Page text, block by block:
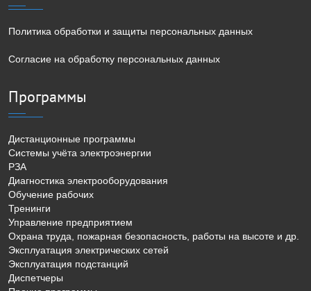
Политика обработки и защиты персональных данных
Согласие на обработку персональных данных
Программы
Дистанционные программы
Системы учёта электроэнергии
РЗА
Диагностика электрооборудования
Обучение рабочих
Тренинги
Управление предприятием
Охрана труда, пожарная безопасность, работы на высоте и др.
Эксплуатация электрических сетей
Эксплуатация подстанций
Диспетчеры